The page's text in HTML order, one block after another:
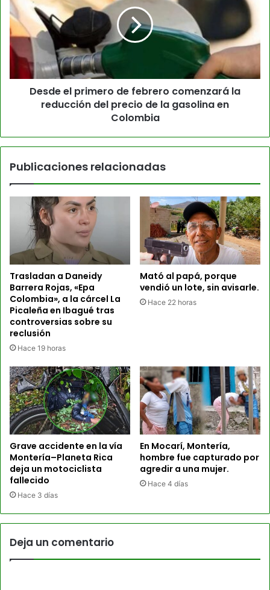
Desde el primero de febrero comenzará la
reducción del precio de la gasolina en
Colombia
Publicaciones relacionadas
Trasladan a Daneidy
Barrera Rojas, «Epa
Colombia», a la cárcel La
Picaleña en Ibagué tras
controversias sobre su
reclusión
Hace 19 horas
Mató al papá, porque
vendió un lote, sin avisarle.
Hace 22 horas
Grave accidente en la vía
Montería–Planeta Rica
deja un motociclista
fallecido
Hace 3 días
En Mocarí, Montería,
hombre fue capturado por
agredir a una mujer.
Hace 4 días
Deja un comentario